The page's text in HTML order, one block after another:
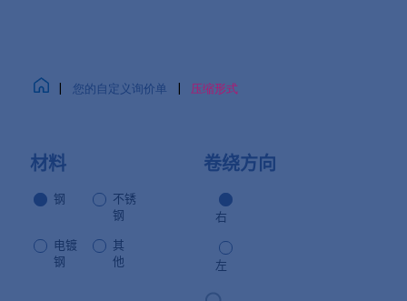
您的自定义询价单 压缩形式
材料
钢
不锈
钢
电镀
钢
其
他
卷绕方向
右
左